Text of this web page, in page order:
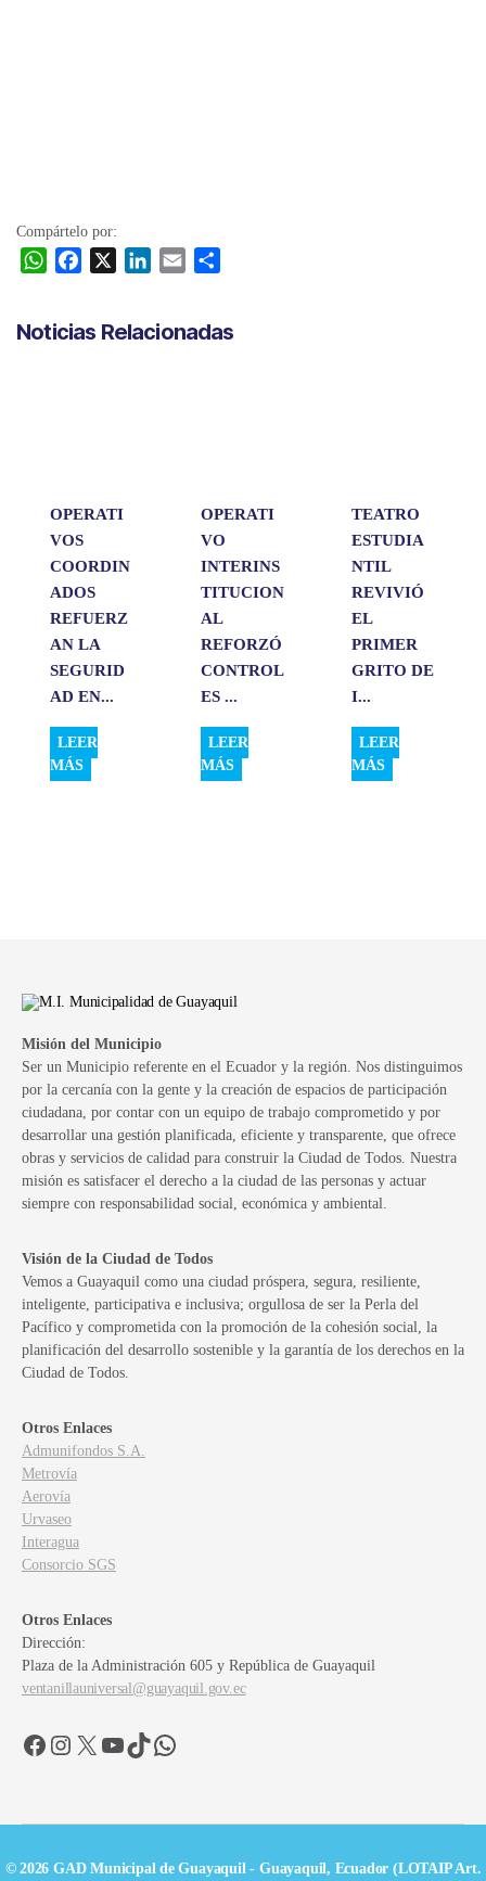
Compártelo por:
W
t
e
k
i
p
Noticias Relacionadas
OPERATI
VOS
COORDIN
ADOS
REFUERZ
AN LA
SEGURID
AD EN...
LEER
MÁS
OPERATI
VO
INTERINS
TITUCION
AL
REFORZÓ
CONTROL
ES ...
LEER
MÁS
TEATRO
ESTUDIA
NTIL
REVIVIÓ
EL
PRIMER
GRITO DE
I...
LEER
MÁS
Misión del Municipio
Ser un Municipio referente en el Ecuador y la región. Nos distinguimos
por la cercanía con la gente y la creación de espacios de participación
ciudadana, por contar con un equipo de trabajo comprometido y por
desarrollar una gestión planificada, eficiente y transparente, que ofrece
obras y servicios de calidad para construir la Ciudad de Todos. Nuestra
misión es satisfacer el derecho a la ciudad de las personas y actuar
siempre con responsabilidad social, económica y ambiental.
Visión de la Ciudad de Todos
Vemos a Guayaquil como una ciudad próspera, segura, resiliente,
inteligente, participativa e inclusiva; orgullosa de ser la Perla del
Pacífico y comprometida con la promoción de la cohesión social, la
planificación del desarrollo sostenible y la garantía de los derechos en la
Ciudad de Todos.
Otros Enlaces
Admunifondos S.A.
Metrovía
Aerovía
Urvaseo
Interagua
Consorcio SGS
Otros Enlaces
Dirección:
Plaza de la Administración 605 y República de Guayaquil
ventanillauniversal@guayaquil.gov.ec
FacebookInstagram
X YouTube
TikTokWhatsApp
© 2026 GAD Municipal de Guayaquil - Guayaquil, Ecuador (LOTAIP Art.